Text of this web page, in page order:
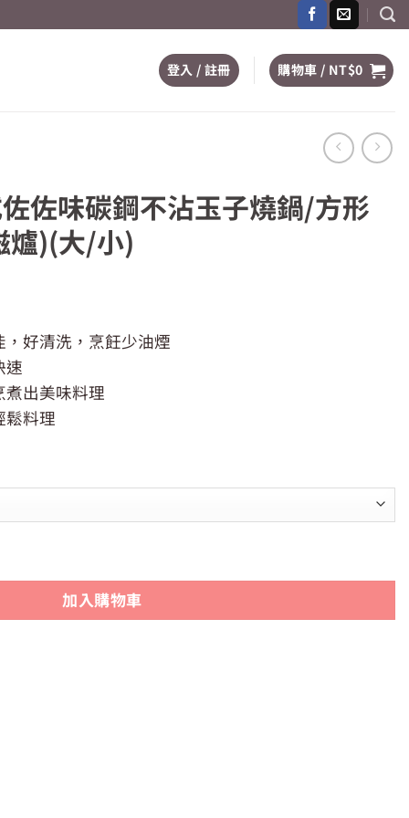
登入 / 註冊 購物車 / NT$0
佐味碳鋼不沾玉子燒鍋/方形
爐)(大/小)
好清洗，烹飪少油煙
速
出美味料理
料理
加入購物車